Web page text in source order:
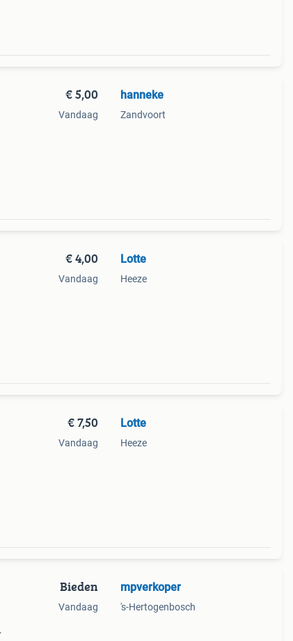
€ 5,00
Vandaag
hanneke
Zandvoort
€ 4,00
Vandaag
Lotte
Heeze
€ 7,50
Vandaag
Lotte
Heeze
Bieden
Vandaag
mpverkoper
's-Hertogenbosch